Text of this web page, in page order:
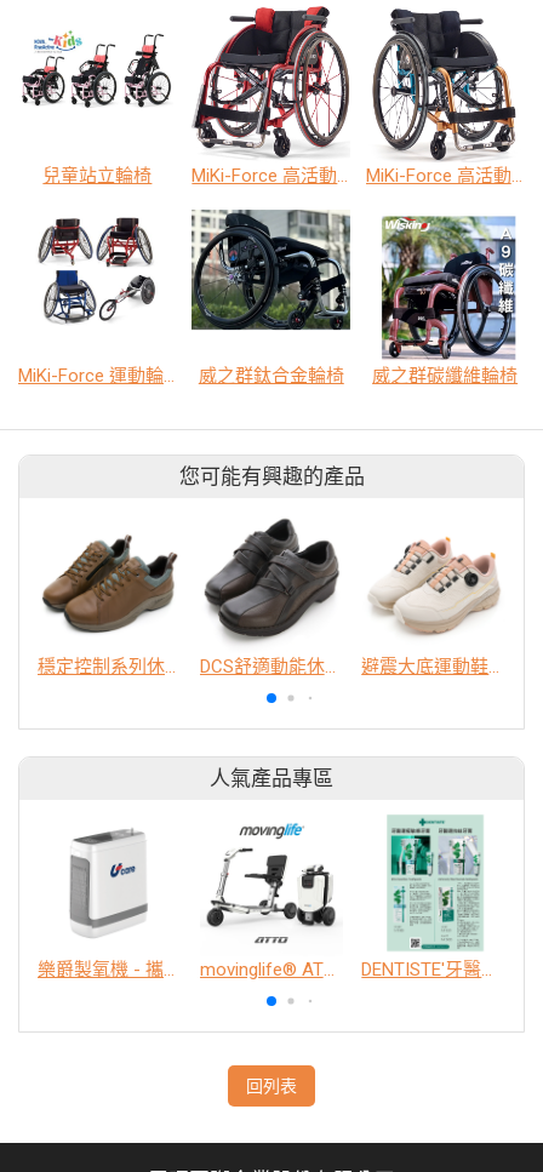
兒童站立輪椅 MiKi-Force 高活動型輪椅 MiKi-Force 高活動型輪椅
MiKi-Force 運動輪椅 威之群鈦合金輪椅 威之群碳纖維輪椅
您可能有興趣的產品
穩定控制系列休閒鞋(男) DCS舒適動能休閒鞋（女） 避震大底運動鞋（女）
人氣產品專區
樂爵製氧機 - 攜帶型 movinglife® ATTO新世代電動代步車 經典款 DENTISTE'牙醫選極敏感牙膏、抗蛀牙膏
回列表